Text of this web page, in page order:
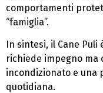
comportamenti
“famiglia”.
In sintesi, il Cane
richiede impegno ma
incondizionato e una
quotidiana.